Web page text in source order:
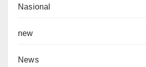
Nasional
new
News